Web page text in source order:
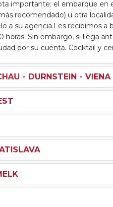
importante: el embarque en
recomendado) u otra
a su agencia.Les recibimos a
horas. Sin embargo, si llega
por su cuenta. Cocktail y
- DURNSTEIN - VIENA